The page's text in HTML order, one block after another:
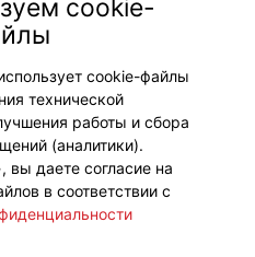
the Magic», и
становится
cookie-
cookie-файлы
технической
работы и сбора
(аналитики).
даете согласие на
в соответствии с